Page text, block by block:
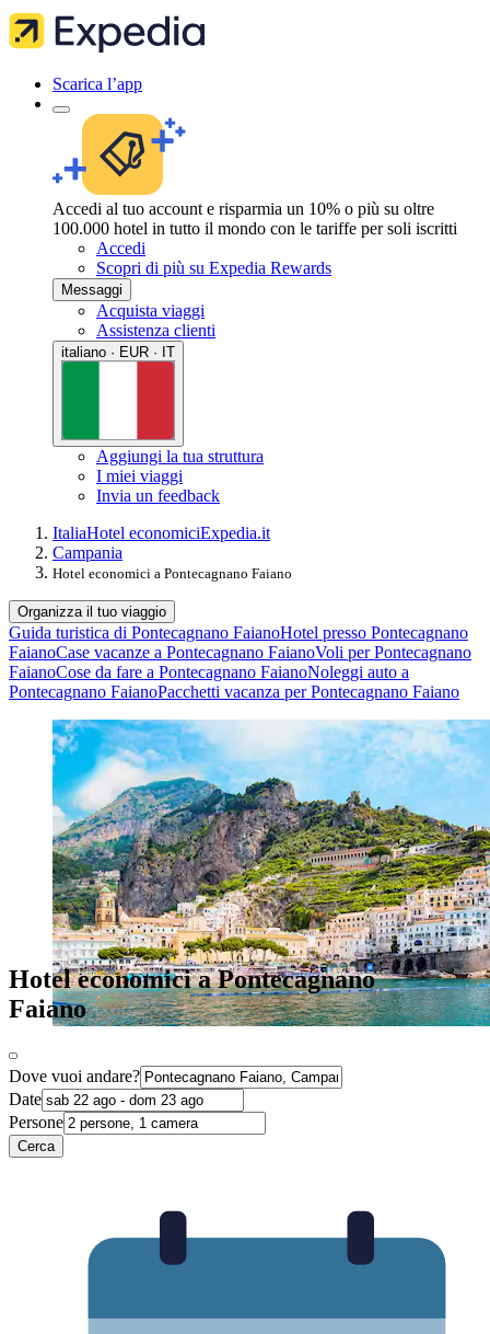
Scarica l’app
Accedi al tuo account e risparmia un 10% o più su oltre
100.000 hotel in tutto il mondo con le tariffe per soli iscritti
Accedi
Scopri di più su Expedia Rewards
Messaggi
Acquista viaggi
Assistenza clienti
italiano · EUR · IT
Aggiungi la tua struttura
I miei viaggi
Invia un feedback
ItaliaHotel economiciExpedia.it
Campania
Hotel economici a Pontecagnano Faiano
Organizza il tuo viaggio
Guida turistica di Pontecagnano FaianoHotel presso Pontecagnano
FaianoCase vacanze a Pontecagnano FaianoVoli per Pontecagnano
FaianoCose da fare a Pontecagnano FaianoNoleggi auto a
Pontecagnano FaianoPacchetti vacanza per Pontecagnano Faiano
Hotel economici a Pontecagnano
Faiano
Dove vuoi andare?
Date
Persone
Cerca